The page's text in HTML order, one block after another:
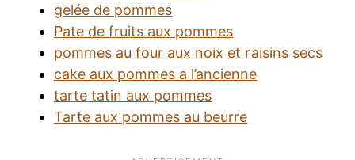
gelée de pommes
Pate de fruits aux pommes
pommes au four aux noix et raisins secs
cake aux pommes a l’ancienne
tarte tatin aux pommes
Tarte aux pommes au beurre